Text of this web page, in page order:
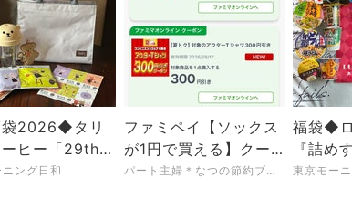
袋2026◆タリ
ーヒー「29th
Happy
ング日和
ファミペイ【ソックス
が1円で買える】クー
ポン！店頭受け取り可
パート主婦＊なつの節約ブログ＊低収入でも心豊かな暮らし
福袋◆
『詰め
LUCKY
東京モー